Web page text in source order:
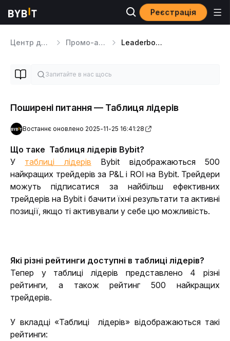
Реєстрація
Центр допомоги Промо-акції Leaderboard
Поширені питання — Таблиця лідерів
Востаннє оновлено 2025-11-25 16:41:28
Що таке Таблиця лідерів Bybit?
У таблиці лідерів Bybit відображаються 500
найкращих трейдерів за P&L і ROI на Bybit. Трейдери
можуть підписатися за найбільш ефективних
трейдерів на Bybit і бачити їхні результати та активні
позиції, якщо ті активували у себе цю можливість.
Які різні рейтинги доступні в таблиці лідерів?
Тепер у таблиці лідерів представлено 4 різні
рейтинги, а також рейтинг 500 найкращих
трейдерів.
У вкладці «Таблиці  лідерів» відображаються такі
рейтинги: